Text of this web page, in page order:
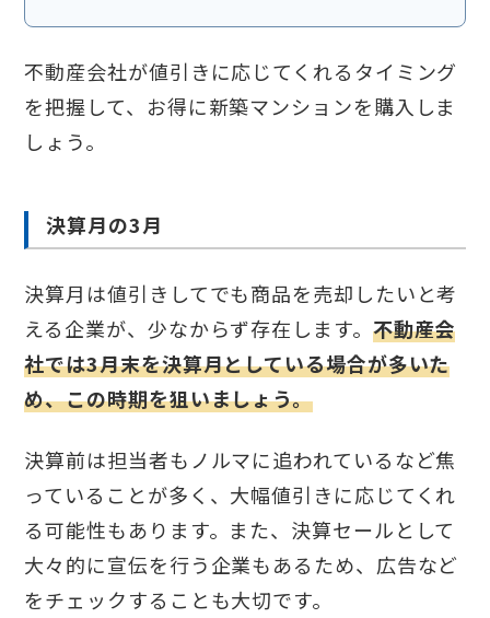
不動産会社が値引きに応じてくれるタイミング
を把握して、お得に新築マンションを購入しま
しょう。
決算月の3月
決算月は値引きしてでも商品を売却したいと考
える企業が、少なからず存在します。 不動産会
社では3月末を決算月としている場合が多いた
め、この時期を狙いましょう。
決算前は担当者もノルマに追われているなど焦
っていることが多く、大幅値引きに応じてくれ
る可能性もあります。また、決算セールとして
大々的に宣伝を行う企業もあるため、広告など
をチェックすることも大切です。